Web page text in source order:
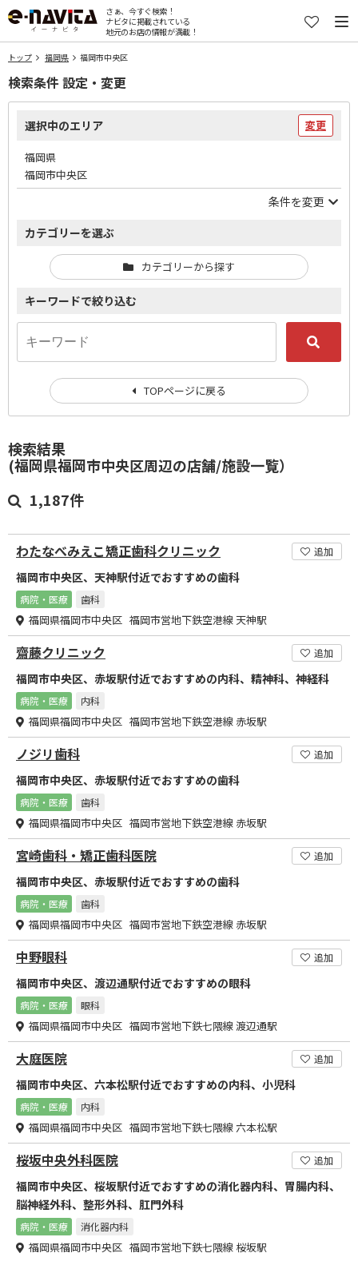
さぁ、今すぐ検索！
ナビタに掲載されている
地元のお店の情報が満載！
トップ 福岡県 福岡市中央区
検索結果
(福岡県福岡市中央区周辺の店舗/施設一覧）
1,187件
わたなべみえこ矯正歯科クリニック 追加
福岡市中央区、天神駅付近でおすすめの歯科
病院・医療 歯科
福岡県福岡市中央区 福岡市営地下鉄空港線 天神駅
齋藤クリニック 追加
福岡市中央区、赤坂駅付近でおすすめの内科、精神科、神経科
病院・医療 内科
福岡県福岡市中央区 福岡市営地下鉄空港線 赤坂駅
ノジリ歯科 追加
福岡市中央区、赤坂駅付近でおすすめの歯科
病院・医療 歯科
福岡県福岡市中央区 福岡市営地下鉄空港線 赤坂駅
宮崎歯科・矯正歯科医院 追加
福岡市中央区、赤坂駅付近でおすすめの歯科
病院・医療 歯科
福岡県福岡市中央区 福岡市営地下鉄空港線 赤坂駅
中野眼科 追加
福岡市中央区、渡辺通駅付近でおすすめの眼科
病院・医療 眼科
福岡県福岡市中央区 福岡市営地下鉄七隈線 渡辺通駅
大庭医院 追加
福岡市中央区、六本松駅付近でおすすめの内科、小児科
病院・医療 内科
福岡県福岡市中央区 福岡市営地下鉄七隈線 六本松駅
桜坂中央外科医院 追加
福岡市中央区、桜坂駅付近でおすすめの消化器内科、胃腸内科、
脳神経外科、整形外科、肛門外科
病院・医療 消化器内科
福岡県福岡市中央区 福岡市営地下鉄七隈線 桜坂駅
検索条件 設定・変更
選択中のエリア 変更
福岡県
福岡市中央区
条件を変更
カテゴリーを選ぶ
カテゴリーから探す
キーワードで絞り込む
TOPページに戻る